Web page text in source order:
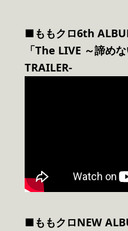
■ももクロ6th
「The LIVE ～諦め
TRAILER-
■ももクロNEW